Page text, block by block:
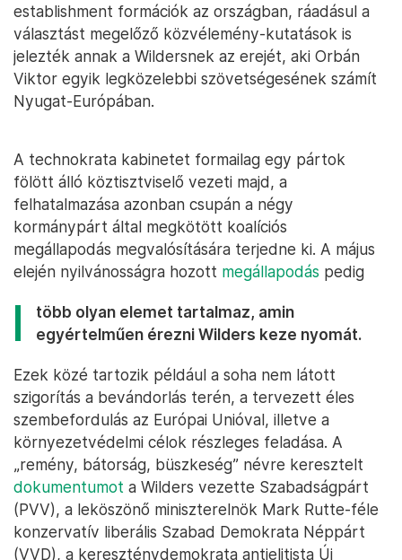
establishment formációk az országban, ráadásul a
választást megelőző közvélemény-kutatások is
jelezték annak a Wildersnek az erejét, aki Orbán
Viktor egyik legközelebbi szövetségesének számít
Nyugat-Európában.
A technokrata kabinetet formailag egy pártok
fölött álló köztisztviselő vezeti majd, a
felhatalmazása azonban csupán a négy
kormánypárt által megkötött koalíciós
megállapodás megvalósítására terjedne ki. A május
elején nyilvánosságra hozott megállapodás pedig
több olyan elemet tartalmaz, amin
egyértelműen érezni Wilders keze nyomát.
Ezek közé tartozik például a soha nem látott
szigorítás a bevándorlás terén, a tervezett éles
szembefordulás az Európai Unióval, illetve a
környezetvédelmi célok részleges feladása. A
„remény, bátorság, büszkeség” névre keresztelt
dokumentumot a Wilders vezette Szabadságpárt
(PVV), a leköszönő miniszterelnök Mark Rutte-féle
konzervatív liberális Szabad Demokrata Néppárt
(VVD), a kereszténydemokrata antielitista Új